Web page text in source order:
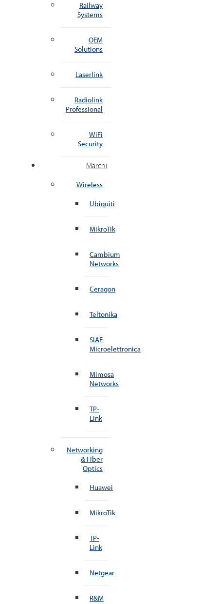
Railway
Systems
OEM
Solutions
Laserlink
Radiolink
Professional
WiFi
Security
Marchi
Wireless
Ubiquiti
MikroTik
Cambium
Networks
Ceragon
Teltonika
SIAE
Microelettronica
Mimosa
Networks
TP-
Link
Networking
& Fiber
Optics
Huawei
MikroTik
TP-
Link
Netgear
R&M